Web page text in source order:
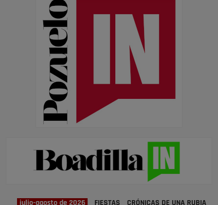
julio-agosto de 2026 FIESTAS CRÓNICAS DE UNA RUBIA